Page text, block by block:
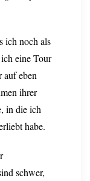
ich noch als
eine Tour
auf eben
ihrer
in die ich
habe.
schwer,